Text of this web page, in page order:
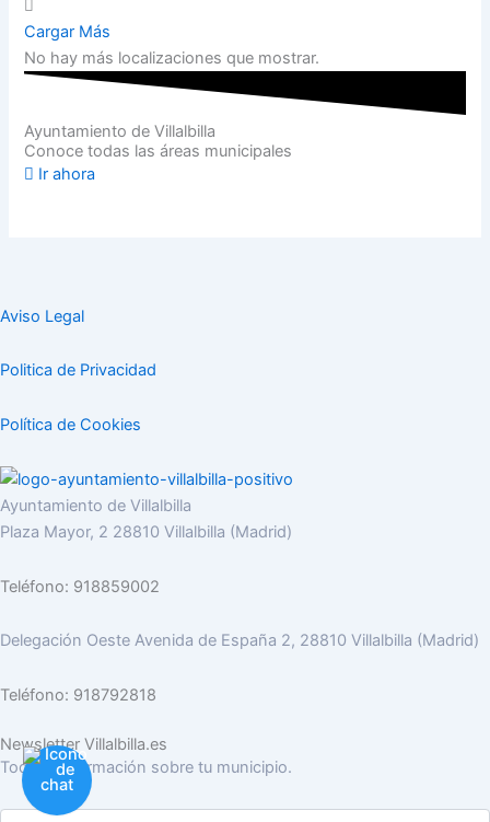
Cargar Más
No hay más localizaciones que mostrar.
Ayuntamiento de Villalbilla
Conoce todas las áreas municipales
Ir ahora
Aviso Legal
Politica de Privacidad
Política de Cookies
Ayuntamiento de Villalbilla
Plaza Mayor, 2 28810 Villalbilla (Madrid)
Teléfono: 918859002
Delegación Oeste Avenida de España 2, 28810 Villalbilla (Madrid)
Teléfono: 918792818
Newsletter Villalbilla.es
Toda la información sobre tu municipio.